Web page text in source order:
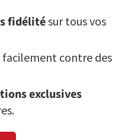
fidélitésur tous vos
facilement contre des
exclusives